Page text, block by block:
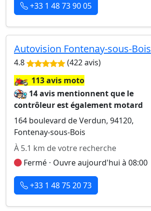
+33 1 48 73 90 05
Autovision Fontenay-sous-Bois
4.8 (422 avis)
🏍️113 avis moto
14 avis mentionnent que le
contrôleur est également motard
164 boulevard de Verdun, 94120,
Fontenay-sous-Bois
À 5.1 km de votre recherche
Fermé ⋅ Ouvre aujourd'hui à 08:00
+33 1 48 75 20 73